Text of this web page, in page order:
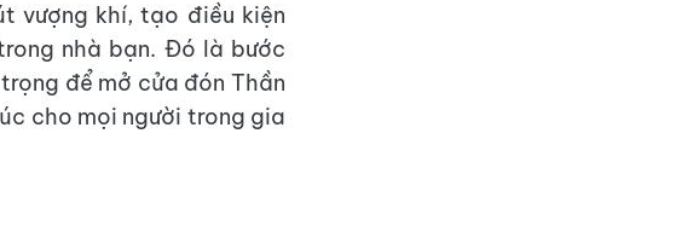
vượng khí, tạo điều kiện
nhà bạn. Đó là bước
để mở cửa đón Thần
cho mọi người trong gia